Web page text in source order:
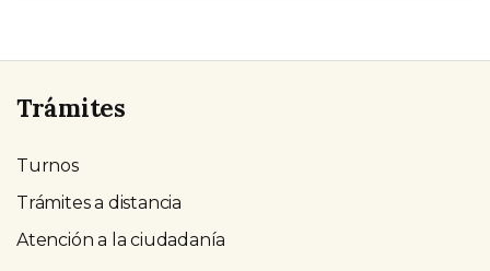
Trámites
Turnos
Trámites a distancia
Atención a la ciudadanía